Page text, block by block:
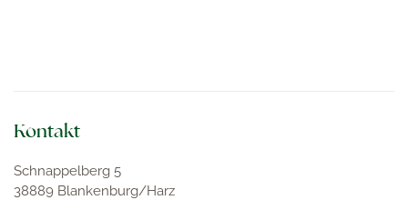
Kontakt
Schnappelberg 5
38889 Blankenburg/Harz